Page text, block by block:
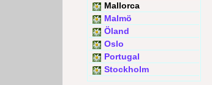
Mallorca
Malmö
Öland
Oslo
Portugal
Stockholm